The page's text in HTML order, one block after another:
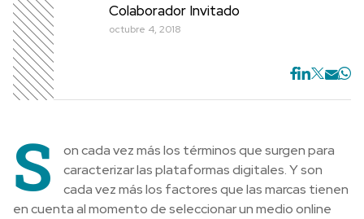
Colaborador Invitado
octubre 4, 2018
S
on cada vez más los términos que surgen para
caracterizar las plataformas digitales. Y son
cada vez más los factores que las marcas tienen
en cuenta al momento de seleccionar un medio online